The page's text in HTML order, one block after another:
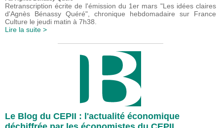
Retranscription écrite de l'émission du 1er mars "Les idées claires
d'Agnès Bénassy Quéré", chronique hebdomadaire sur France
Culture le jeudi matin à 7h38.
Lire la suite >
Le Blog du CEPII : l'actualité économique